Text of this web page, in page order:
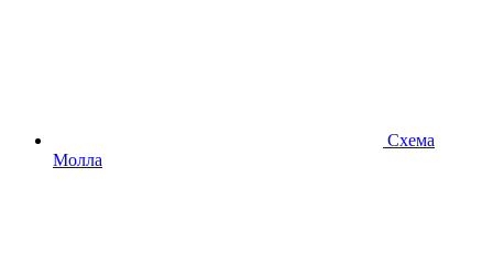
Схема
Молла